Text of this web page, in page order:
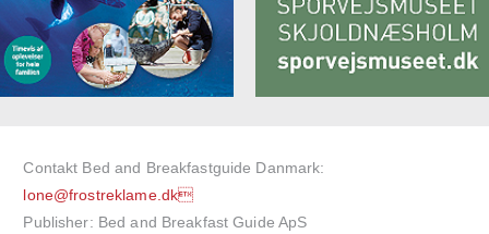
Contakt Bed and Breakfastguide Danmark:
lone@frostreklame.dk
Publisher: Bed and Breakfast Guide ApS